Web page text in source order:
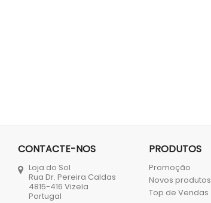
CONTACTE-NOS
Loja do Sol
Rua Dr. Pereira Caldas
4815-416 Vizela
Portugal
PRODUTOS
Promoção
Novos produtos
Top de Vendas